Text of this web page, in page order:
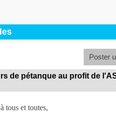
Poster
de pétanque au profit de
tous et toutes,